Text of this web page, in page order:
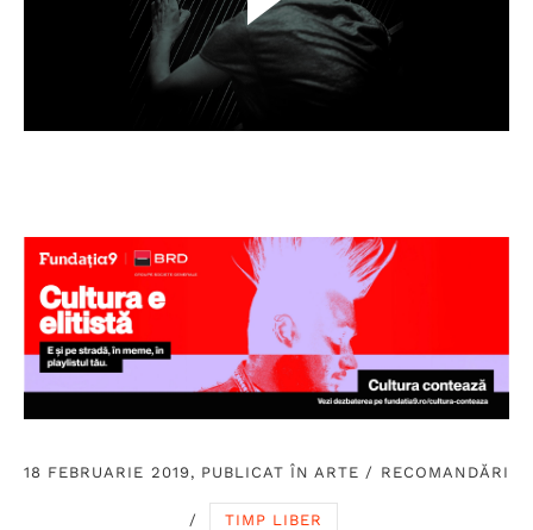
18 FEBRUARIE 2019, PUBLICAT ÎN ARTE / RECOMANDĂRI
/ TIMP LIBER